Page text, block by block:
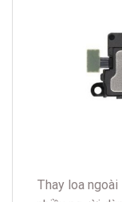
Thay loa ngoài